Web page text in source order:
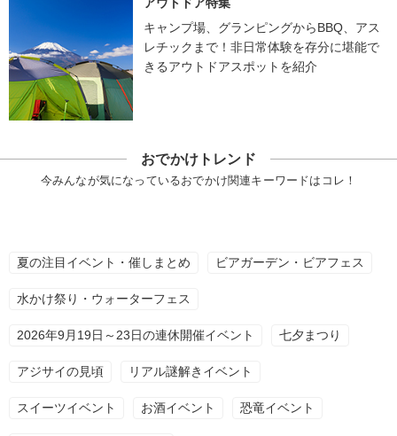
アウトドア特集
キャンプ場、グランピングからBBQ、アス
レチックまで！非日常体験を存分に堪能で
きるアウトドアスポットを紹介
おでかけトレンド
今みんなが気になっているおでかけ関連キーワードはコレ！
夏の注目イベント・催しまとめ ビアガーデン・ビアフェス
水かけ祭り・ウォーターフェス
2026年9月19日～23日の連休開催イベント 七夕まつり
アジサイの見頃 リアル謎解きイベント
スイーツイベント お酒イベント 恐竜イベント